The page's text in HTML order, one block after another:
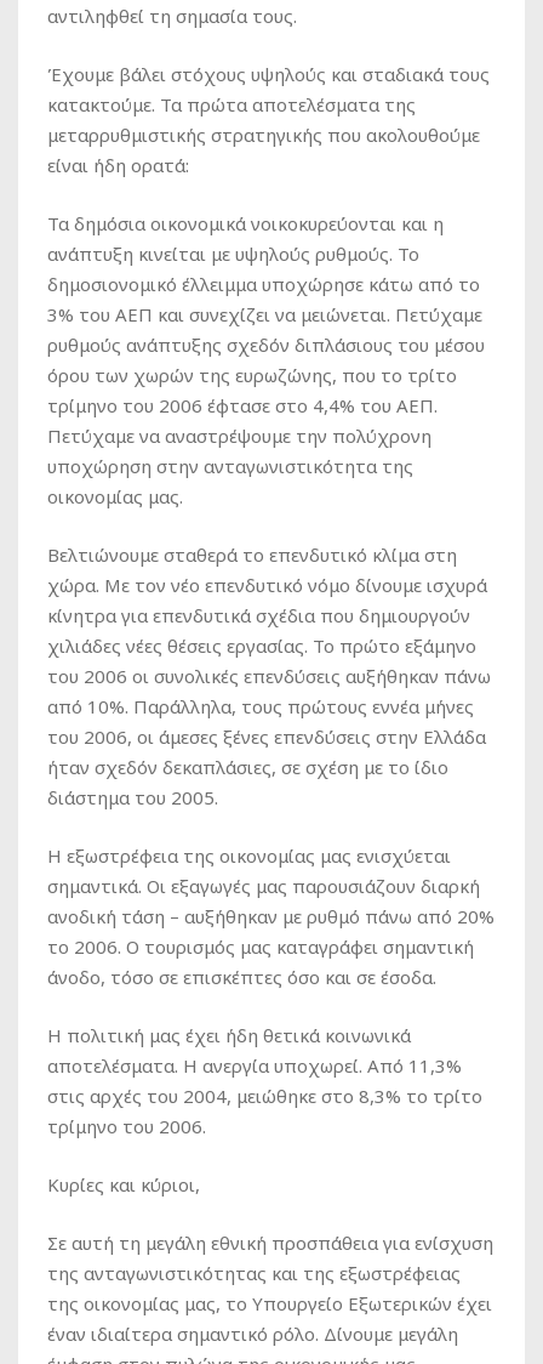
αντιληφθεί τη σημασία τους.
Έχουμε βάλει στόχους υψηλούς και σταδιακά τους
κατακτούμε. Τα πρώτα αποτελέσματα της
μεταρρυθμιστικής στρατηγικής που ακολουθούμε
είναι ήδη ορατά:
Τα δημόσια οικονομικά νοικοκυρεύονται και η
ανάπτυξη κινείται με υψηλούς ρυθμούς. Το
δημοσιονομικό έλλειμμα υποχώρησε κάτω από το
3% του ΑΕΠ και συνεχίζει να μειώνεται. Πετύχαμε
ρυθμούς ανάπτυξης σχεδόν διπλάσιους του μέσου
όρου των χωρών της ευρωζώνης, που το τρίτο
τρίμηνο του 2006 έφτασε στο 4,4% του ΑΕΠ.
Πετύχαμε να αναστρέψουμε την πολύχρονη
υποχώρηση στην ανταγωνιστικότητα της
οικονομίας μας.
Βελτιώνουμε σταθερά το επενδυτικό κλίμα στη
χώρα. Με τον νέο επενδυτικό νόμο δίνουμε ισχυρά
κίνητρα για επενδυτικά σχέδια που δημιουργούν
χιλιάδες νέες θέσεις εργασίας. Το πρώτο εξάμηνο
του 2006 οι συνολικές επενδύσεις αυξήθηκαν πάνω
από 10%. Παράλληλα, τους πρώτους εννέα μήνες
του 2006, οι άμεσες ξένες επενδύσεις στην Ελλάδα
ήταν σχεδόν δεκαπλάσιες, σε σχέση με το ίδιο
διάστημα του 2005.
Η εξωστρέφεια της οικονομίας μας ενισχύεται
σημαντικά. Οι εξαγωγές μας παρουσιάζουν διαρκή
ανοδική τάση – αυξήθηκαν με ρυθμό πάνω από 20%
το 2006. Ο τουρισμός μας καταγράφει σημαντική
άνοδο, τόσο σε επισκέπτες όσο και σε έσοδα.
Η πολιτική μας έχει ήδη θετικά κοινωνικά
αποτελέσματα. Η ανεργία υποχωρεί. Από 11,3%
στις αρχές του 2004, μειώθηκε στο 8,3% το τρίτο
τρίμηνο του 2006.
Κυρίες και κύριοι,
Σε αυτή τη μεγάλη εθνική προσπάθεια για ενίσχυση
της ανταγωνιστικότητας και της εξωστρέφειας
της οικονομίας μας, το Υπουργείο Εξωτερικών έχει
έναν ιδιαίτερα σημαντικό ρόλο. Δίνουμε μεγάλη